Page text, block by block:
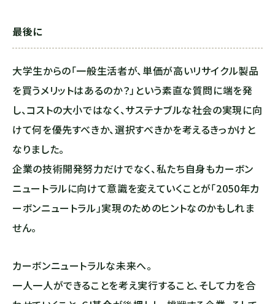
最後に
大学生からの「一般生活者が、単価が高いリサイクル製品
を買うメリットはあるのか？」という素直な質問に端を発
し、コストの大小ではなく、サステナブルな社会の実現に向
けて何を優先すべきか、選択すべきかを考えるきっかけと
なりました。
企業の技術開発努力だけでなく、私たち自身もカーボン
ニュートラルに向けて意識を変えていくことが「2050年カ
ーボンニュートラル」実現のためのヒントなのかもしれま
せん。
カーボンニュートラルな未来へ。
一人一人ができることを考え実行すること、そして力を合